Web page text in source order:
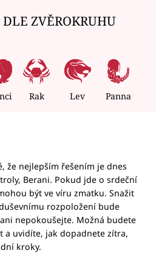
DLE ZVĚROKRUHU
Rak Lev Panna
že nejlepším řešením je dnes
Berani. Pokud jde o srdeční
být ve víru zmatku. Snažit
rozpoložení bude
nepokoušejte. Možná budete
a uvidíte, jak dopadnete zítra,
kroky.